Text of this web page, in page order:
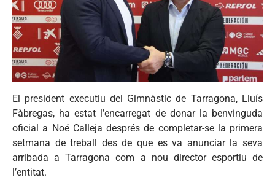
El president executiu del Gimnàstic de Tarragona, Lluís
Fàbregas, ha estat l’encarregat de donar la benvinguda
oficial a Noé Calleja després de completar-se la primera
setmana de treball des de que es va anunciar la seva
arribada a Tarragona com a nou director esportiu de
l’entitat.